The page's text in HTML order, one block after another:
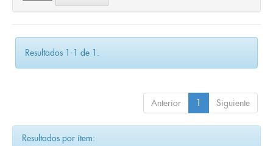
Resultados 1-1 de 1.
Anterior 1 Siguiente
Resultados por ítem: